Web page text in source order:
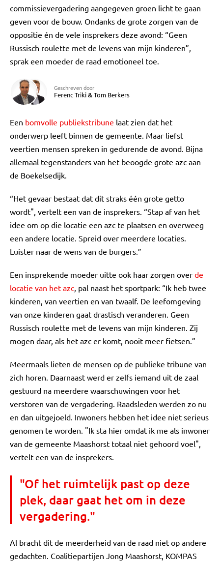
commissievergadering aangegeven groen licht te gaan
geven voor de bouw. Ondanks de grote zorgen van de
oppositie én de vele insprekers deze avond: “Geen
Russisch roulette met de levens van mijn kinderen”,
sprak een moeder de raad emotioneel toe.
Geschreven door
Ferenc Triki&Tom Berkers
Een bomvolle publiekstribune laat zien dat het
onderwerp leeft binnen de gemeente. Maar liefst
veertien mensen spreken in gedurende de avond. Bijna
allemaal tegenstanders van het beoogde grote azc aan
de Boekelsedijk.
“Het gevaar bestaat dat dit straks één grote getto
wordt", vertelt een van de insprekers. “Stap af van het
idee om op die locatie een azc te plaatsen en overweeg
een andere locatie. Spreid over meerdere locaties.
Luister naar de wens van de burgers.”
Een insprekende moeder uitte ook haar zorgen over de
locatie van het azc, pal naast het sportpark: “Ik heb twee
kinderen, van veertien en van twaalf. De leefomgeving
van onze kinderen gaat drastisch veranderen. Geen
Russisch roulette met de levens van mijn kinderen. Zij
mogen daar, als het azc er komt, nooit meer fietsen.”
Meermaals lieten de mensen op de publieke tribune van
zich horen. Daarnaast werd er zelfs iemand uit de zaal
gestuurd na meerdere waarschuwingen voor het
verstoren van de vergadering. Raadsleden werden zo nu
en dan uitgejoeld. Inwoners hebben het idee niet serieus
genomen te worden. "Ik sta hier omdat ik me als inwoner
van de gemeente Maashorst totaal niet gehoord voel",
vertelt een van de insprekers.
"Of het ruimtelijk past op deze
plek, daar gaat het om in deze
vergadering."
Al bracht dit de meerderheid van de raad niet op andere
gedachten. Coalitiepartijen Jong Maashorst, KOMPAS